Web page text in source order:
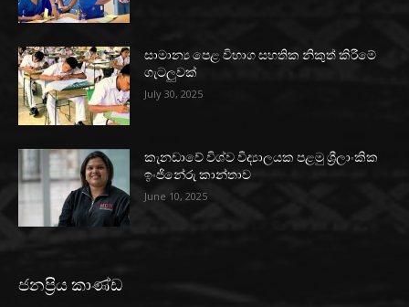
සාමාන්‍ය පෙළ විභාග සහතික නිකුත් කිරීමේ
ගැටලුවක්
July 30, 2025
කැනඩාවේ විශ්ව විද්‍යාලයක පළමු ශ්‍රීලාංකික
ඉංජිනේරු කාන්තාව
June 10, 2025
ජනප්‍රිය කාණ්ඩ